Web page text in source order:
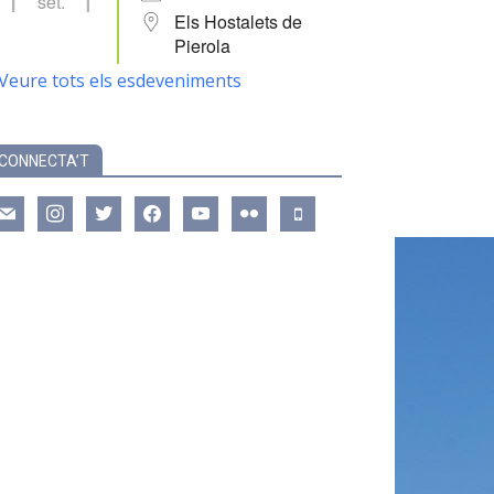
Els Hostalets de
Pierola
tots els esdeveniments
instagramtwitter facebookyoutube flickr mobile